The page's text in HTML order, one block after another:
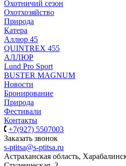
Охотничий сезон
Охотхозяйство
Природа
Катера
Аллюр 45
QUINTREX 455
АЛЛЮР
Lund Рro Sport
BUSTER MAGNUM
Новости
Бронирование
Природа
Фестивали
Контакты
+7(927) 5507003
Заказать звонок
s-ptitsa@s-ptitsa.ru
Астраханская область,